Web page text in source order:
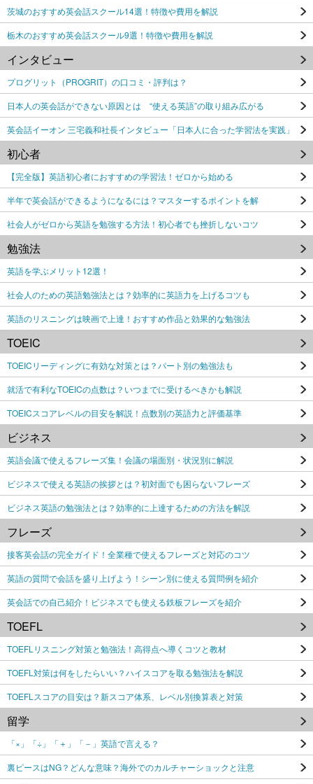
茨城のおすすめ英会話スクール14選！特徴や費用を解説
栃木のおすすめ英会話スクール9選！特徴や費用を解説
インタビュー
プログリット（PROGRIT）の口コミ・評判は？
日本人の英会話ができない原因とは “使える英語”の取り組み広がる
英会話イーオン 三宅義和社長インタビュー「日本人に合った学習法を実践」
初心者
【完全版】英語初心者におすすめの学習法！ゼロから始める
半年で英会話ができるようになるには？マスターするポイントを解
社会人がゼロから英語を勉強する方法！初心者でも挫折しないコツ
勉強法
英語を学ぶメリット12選！
社会人のための英語勉強法とは？効率的に英語力を上げるコツも
英語のリスニングは映画で上達！おすすめ作品と効果的な勉強法
TOEIC
TOEICリーディングに有効な対策とは？パート別の勉強法も
就活で有利なTOEICの点数は？いつまでに受けるべきかも解説
TOEICスコアレベルの目安を解説！点数別の英語力と評価基準
ビジネス
英語会議で使えるフレーズ集！会議の場面別・状況別に解説
ビジネスで使える英語の挨拶とは？初対面でも困らないフレーズ
ビジネス英語の勉強法とは？効率的に上達するための方法を解説
フレーズ
接客英会話の完全ガイド！全業種で使えるフレーズと対応のコツ
英語の質問で会話を盛り上げよう！シーン別に使える質問例を紹介
英会話での自己紹介！ビジネスでも使える鉄板フレーズを紹介
TOEFL
TOEFLリスニング対策と勉強法！高得点へ導くコツと教材
TOEFL対策は何をしたらいい？ハイスコアを取る勉強法を解説
TOEFLスコアの目安は？新スコア体系、レベル別換算表と対策
留学
「×」「÷」「＋」「－」英語で言える？
裏ピースはNG？どんな意味？海外でのカルチャーショックと注意